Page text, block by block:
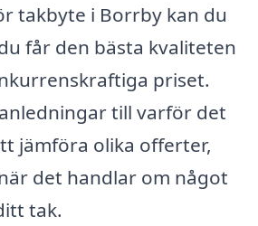
takbyte i Borrby kan du
får den bästa kvaliteten
priset.
till varför det
jämföra olika offerter,
det handlar om något
tak.